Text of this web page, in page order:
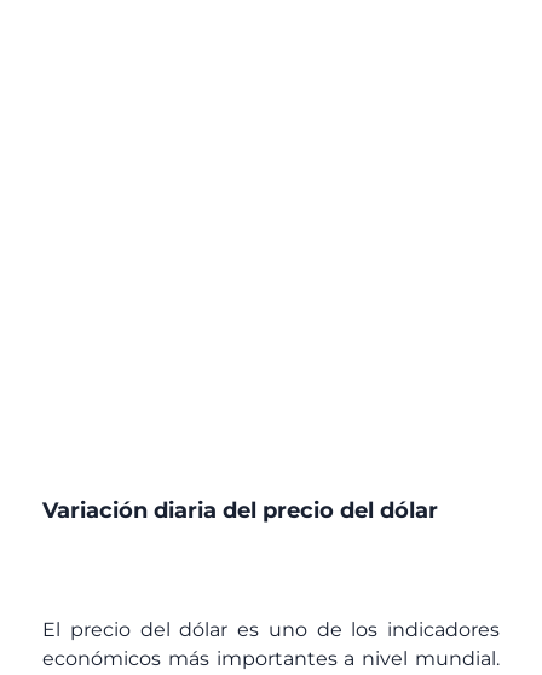
Variación diaria del precio del dólar
El precio del dólar es uno de los indicadores
económicos más importantes a nivel mundial.